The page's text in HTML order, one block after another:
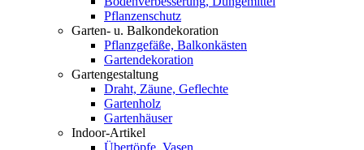
Pflanzenschutz
Garten- u. Balkondekoration
Pflanzgefäße, Balkonkästen
Gartendekoration
Gartengestaltung
Draht, Zäune, Geflechte
Gartenholz
Gartenhäuser
Indoor-Artikel
Übertöpfe, Vasen